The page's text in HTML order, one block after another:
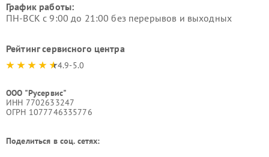
График работы:
ПН-ВСК с 9:00 до 21:00 без перерывов и выходных
Рейтинг сервисного центра
4.9-5.0
ООО "Русервис"
ИНН 7702633247
ОГРН 1077746335776
Поделиться в соц. сетях: